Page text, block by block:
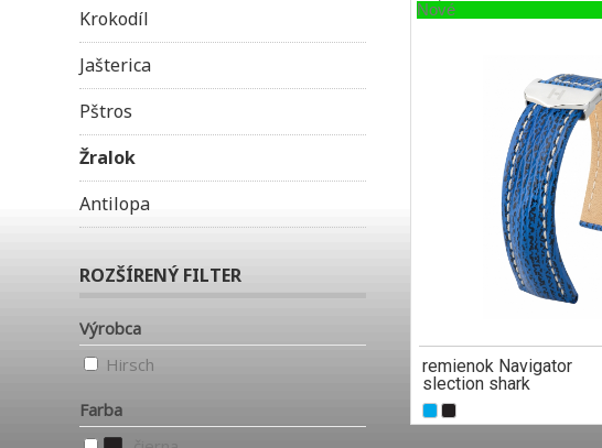
Krokodíl
Jašterica
Pštros
Žralok
Antilopa
ROZŠÍRENÝ FILTER
Výrobca
Hirsch
Farba
Nové
remienok Navigator
slection shark